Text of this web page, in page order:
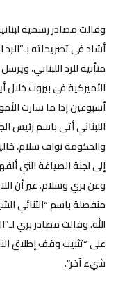
وقالت مصادر رسمية
أشاد في تصريحاته
متأنية للرد اللبناني،
الأميركية في بيروت خلال
أسبوعين إذا ما سارت
اللبناني أتى باسم رئيس
والحكومة نواف سلام،
إلى لجنة الصياغة التي
وعن بري وسلام. غير أن
منفصلة باسم “الثنائي
الله. وقالت مصادر بري
على “تثبيت وقف إطلاق
شيء آخر”.